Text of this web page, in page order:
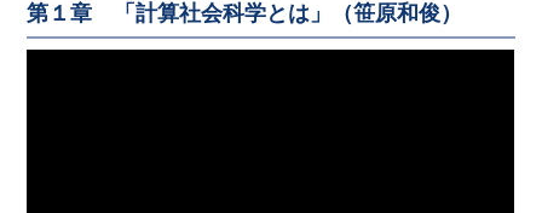
第１章 「計算社会科学とは」（笹原和俊）